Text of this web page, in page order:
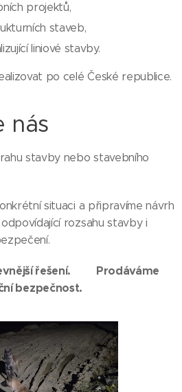
projektů,
staveb,
liniové stavby.
po celé České republice.
nás
stavby nebo stavebního
situaci a připravíme návrh
rozsahu stavby i
řešení. Prodáváme
bezpečnost.